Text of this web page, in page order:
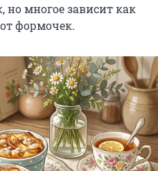
но многое зависит как
формочек.